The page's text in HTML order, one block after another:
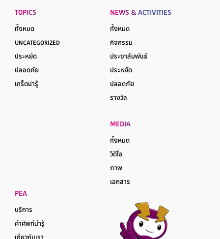
TOPICS
ทั้งหมด
UNCATEGORIZED
ประหยัด
ปลอดภัย
เกร็ดน่ารู้
NEWS & ACTIVITIES
ทั้งหมด
กิจกรรม
ประชาสัมพันธ์
ประหยัด
ปลอดภัย
รางวัล
MEDIA
ทั้งหมด
วิดีโอ
ภาพ
เอกสาร
PEA
บริการ
คำศัพท์น่ารู้
เกี่ยวกับเรา